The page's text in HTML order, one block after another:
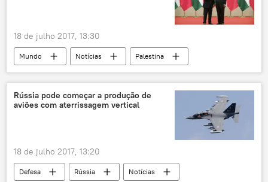
18 de julho 2017, 13:30
Mundo Notícias
Palestina
China
Israel
Pequim
Tel Aviv
Zhang Ming
Mahmoud Abbas
Rússia pode começar a produção de
aviões com aterrissagem vertical
18 de julho 2017, 13:20
Defesa Rússia
Notícias